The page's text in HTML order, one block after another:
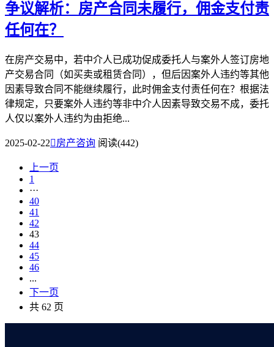
争议解析：房产合同未履行，佣金支付责
任何在？
在房产交易中，若中介人已成功促成委托人与案外人签订房地
产交易合同（如买卖或租赁合同），但后因案外人违约等其他
因素导致合同不能继续履行，此时佣金支付责任何在？根据法
律规定，只要案外人违约等非中介人因素导致交易不成，委托
人仅以案外人违约为由拒绝...
2025-02-22房产咨询 阅读(442)
上一页
1
···
40
41
42
43
44
45
46
...
下一页
共 62 页